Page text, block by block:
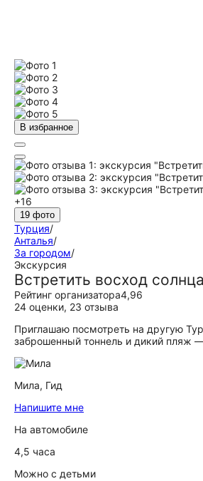
В избранное
+16
19 фото
Турция/
Анталья/
За городом/
Экскурсия
Встретить восход
Рейтинг организатора4,96
24 оценки, 23 отзыва
Приглашаю посмотреть на другую
заброшенный тоннель и дикий пляж
Мила, Гид
Напишите мне
На автомобиле
4,5 часа
Можно с детьми